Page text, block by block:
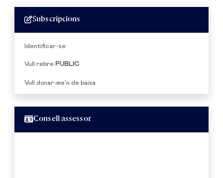
Subscripcions
Identificar-se
Vull rebre PUBLIC
Vull donar-me'n de baixa
Consell assessor